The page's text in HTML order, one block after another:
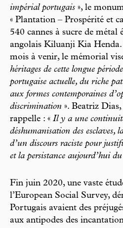
impérial portugais », le
« Plantation – Prospérité et
540 cannes à sucre de métal
angolais Kiluanji Kia Henda.
mois à venir, le mémorial
héritages de cette longue
portugaise actuelle, du riche
aux formes contemporaines
discrimination ». Beatriz
rappelle : « Il y a une
déshumanisation des esclaves,
d’un discours raciste pour
et la persistance aujourd’hui du
Fin juin 2020, une vaste
l’European Social Survey,
Portugais avaient des
aux antipodes des